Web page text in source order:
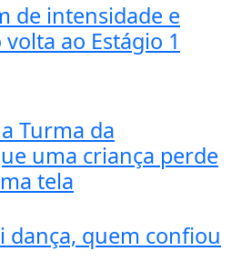
de intensidade e
ao Estágio 1
Turma da
uma criança perde
tela
dança, quem confiou